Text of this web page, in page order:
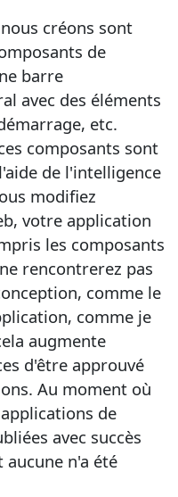
créons sont
de
barre
avec des éléments
etc.
composants sont
de l'intelligence
modifiez
votre application
les composants
rencontrerez pas
comme le
comme je
augmente
d'être approuvé
Au moment où
de
avec succès
aucune n'a été